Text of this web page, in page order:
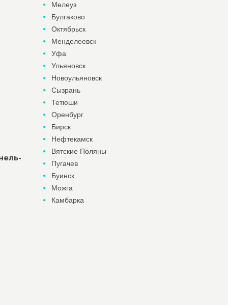
Мелеуз
Булгаково
Октябрьск
Менделеевск
Уфа
Ульяновск
Новоульяновск
Сызрань
Тетюши
Оренбург
Бирск
Нефтекамск
Вятские Поляны
Пугачев
Буинск
Можга
Камбарка